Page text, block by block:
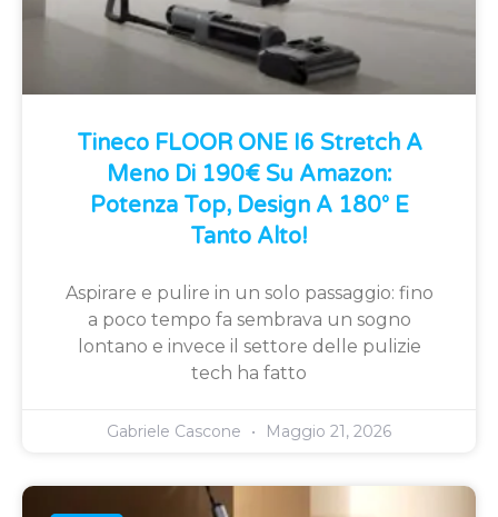
Tineco FLOOR ONE I6 Stretch A
Meno Di 190€ Su Amazon:
Potenza Top, Design A 180° E
Tanto Alto!
Aspirare e pulire in un solo passaggio: fino
a poco tempo fa sembrava un sogno
lontano e invece il settore delle pulizie
tech ha fatto
Gabriele Cascone Maggio 21, 2026